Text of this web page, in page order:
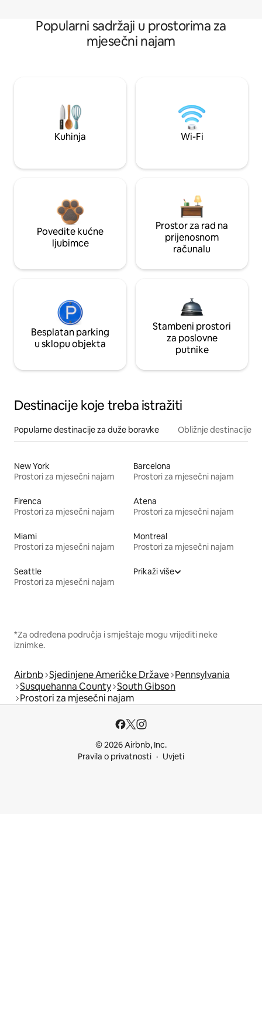
Popularni sadržaji u prostorima za
mjesečni najam
Kuhinja Wi-Fi
Povedite kućne
ljubimce
Prostor za rad na
prijenosnom
računalu
Besplatan parking
u sklopu objekta
Stambeni prostori
za poslovne
putnike
Destinacije koje treba istražiti
Popularne destinacije za duže boravke Obližnje destinacije
New York
Prostori za mjesečni najam
Barcelona
Prostori za mjesečni najam
Firenca
Prostori za mjesečni najam
Atena
Prostori za mjesečni najam
Miami
Prostori za mjesečni najam
Montreal
Prostori za mjesečni najam
Seattle
Prostori za mjesečni najam
Prikaži više
*Za određena područja i smještaje mogu vrijediti neke
iznimke.
Airbnb Sjedinjene Američke Države Pennsylvania
Susquehanna County South Gibson
Prostori za mjesečni najam
© 2026 Airbnb, Inc.
Pravila o privatnosti
Uvjeti